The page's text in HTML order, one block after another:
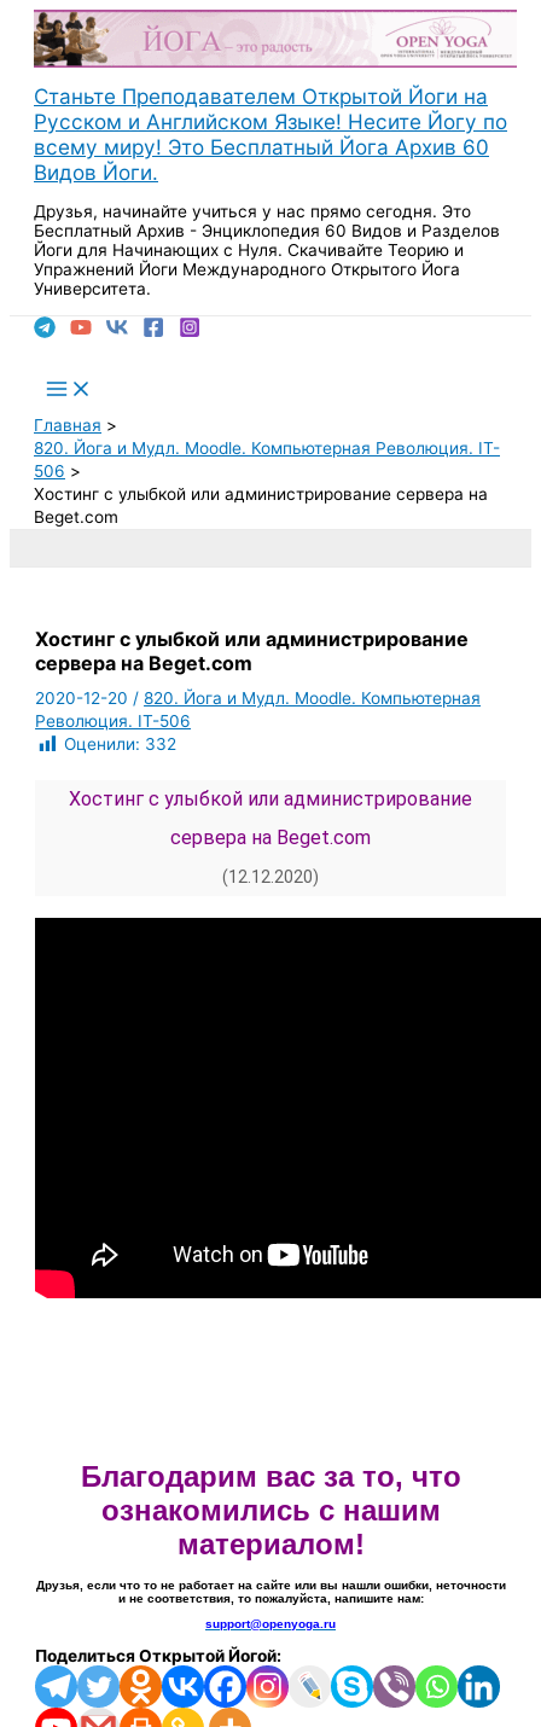
Перейти
содержимому
Станьте Преподавателем Открытой Йоги на
Русском и Английском Языке! Несите Йогу по
всему миру! Это Бесплатный Йога Архив 60
Видов Йоги.
Друзья, начинайте учиться у нас прямо сегодня. Это
Бесплатный Архив - Энциклопедия 60 Видов и Разделов
Йоги для Начинающих с Нуля. Скачивайте Теорию и
Упражнений Йоги Международного Открытого Йога
Университета.
Main
Menu
Главная
820. Йога и Мудл. Moodle. Компьютерная Революция. IT-
506
Хостинг с улыбкой или администрирование сервера на
Beget.com
Хостинг с улыбкой или администрирование
сервера на Beget.com
2020-12-20/820. Йога и Мудл. Moodle. Компьютерная
Революция. IT-506
Оценили: 332
Хостинг с улыбкой или администрирование
сервера на Beget.com
(12.12.2020)
Благодарим вас за то, что
ознакомились с нашим
материалом!
Друзья, если что то не работает на сайте или вы нашли ошибки, неточности
и не соответствия, то пожалуйста, напишите нам:
support@openyoga.ru
Поделиться Открытой Йогой: